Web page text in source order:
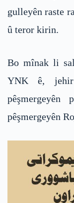
gulleyên raste
û teror kirin.
Bo mînak li
YNK ê,
pêşmergeyên